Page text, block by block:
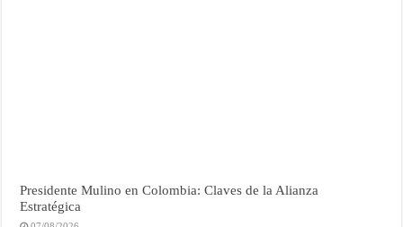
Presidente Mulino en Colombia: Claves de la Alianza
Estratégica